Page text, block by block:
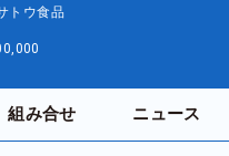
トウ食品
組み合せ ニュース